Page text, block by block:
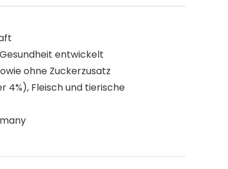
entwickelt
ohne Zuckerzusatz
4%), Fleisch und tierische